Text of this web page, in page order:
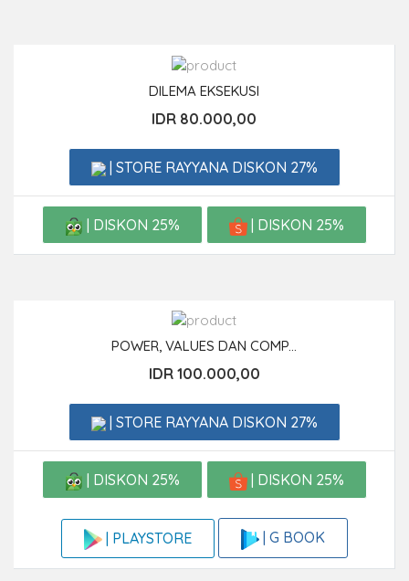
DILEMA EKSEKUSI
IDR 80.000,00
| STORE RAYYANA DISKON 27%
| DISKON 25% | DISKON 25%
POWER, VALUES DAN COMP...
IDR 100.000,00
| STORE RAYYANA DISKON 27%
| DISKON 25% | DISKON 25%
| PLAYSTORE | G BOOK